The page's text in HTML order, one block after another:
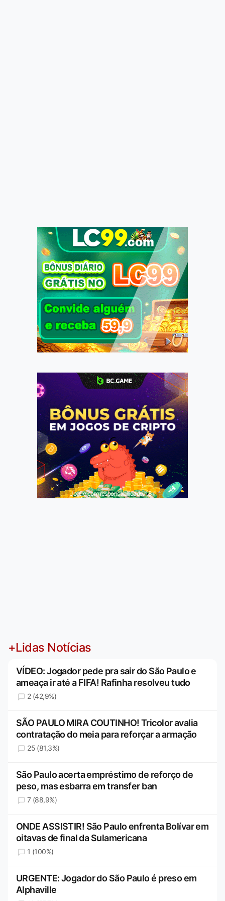
Jogue com responsabilidade. 18+
+Lidas Notícias
VÍDEO: Jogador pede pra sair do São Paulo e
ameaça ir até a FIFA! Rafinha resolveu tudo
2 (42,9%)
SÃO PAULO MIRA COUTINHO! Tricolor avalia
contratação do meia para reforçar a armação
25 (81,3%)
São Paulo acerta empréstimo de reforço de
peso, mas esbarra em transfer ban
7 (88,9%)
ONDE ASSISTIR! São Paulo enfrenta Bolívar em
oitavas de final da Sulamericana
1 (100%)
URGENTE: Jogador do São Paulo é preso em
Alphaville